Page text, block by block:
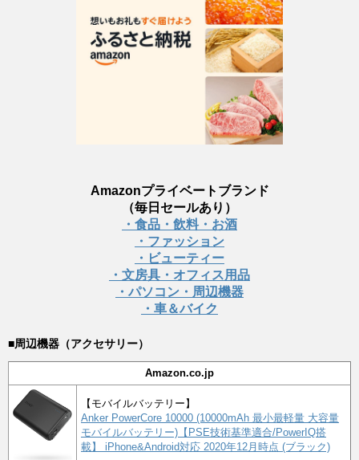
Amazonプライベートブランド
（毎日セールあり）
・食品・飲料・お酒
・ファッション
・ビューティー
・文房具・オフィス用品
・パソコン・周辺機器
・車＆バイク
■周辺機器（アクセサリー）
Amazon.co.jp
【モバイルバッテリー】
Anker PowerCore 10000 (10000mAh 最小最軽量 大容量
モバイルバッテリー)【PSE技術基準適合/PowerIQ搭
載】 iPhone&Android対応 2020年12月時点 (ブラック)